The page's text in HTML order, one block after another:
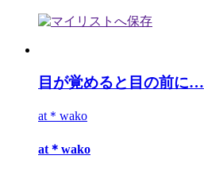
目が覚めると目の前に…
at＊wako
at＊wako